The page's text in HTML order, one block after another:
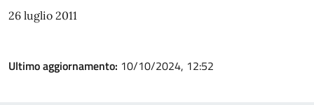
26 luglio 2011
Ultimo aggiornamento: 10/10/2024, 12:52